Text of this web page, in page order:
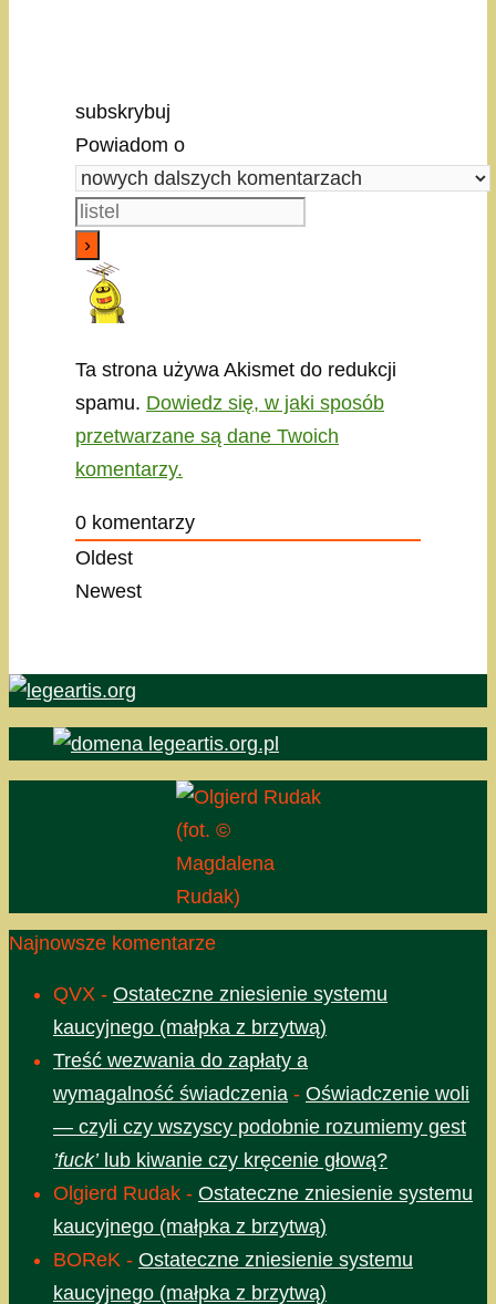
subskrybuj
Powiadom o
Ta strona używa Akismet do redukcji
spamu. Dowiedz się, w jaki sposób
przetwarzane są dane Twoich
komentarzy.
0 komentarzy
Oldest
Newest
(fot. ©
Magdalena
Rudak)
Najnowsze komentarze
QVX - Ostateczne zniesienie systemu
kaucyjnego (małpka z brzytwą)
Treść wezwania do zapłaty a
wymagalność świadczenia - Oświadczenie woli
— czyli czy wszyscy podobnie rozumiemy gest
’fuck’lub kiwanie czy kręcenie głową?
Olgierd Rudak - Ostateczne zniesienie systemu
kaucyjnego (małpka z brzytwą)
BOReK - Ostateczne zniesienie systemu
kaucyjnego (małpka z brzytwą)